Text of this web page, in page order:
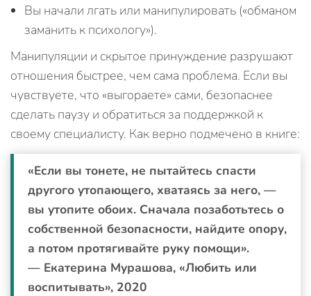
Вы начали лгать или манипулировать («обманом
заманить к психологу»).
Манипуляции и скрытое принуждение разрушают
отношения быстрее, чем сама проблема. Если вы
чувствуете, что «выгораете» сами, безопаснее
сделать паузу и обратиться за поддержкой к
своему специалисту. Как верно подмечено в книге:
«Если вы тонете, не пытайтесь спасти
другого утопающего, хватаясь за него, —
вы утопите обоих. Сначала позаботьтесь о
собственной безопасности, найдите опору,
а потом протягивайте руку помощи».
— Екатерина Мурашова, «Любить или
воспитывать», 2020